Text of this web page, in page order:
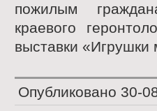
пожилым
краевого
выставки «Игрушки
Опубликовано 30-